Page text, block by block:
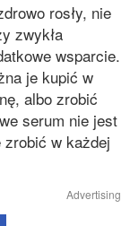
rosły, nie
zwykła
wsparcie.
je kupić w
albo zrobić
serum nie jest
zrobić w każdej
Advertising